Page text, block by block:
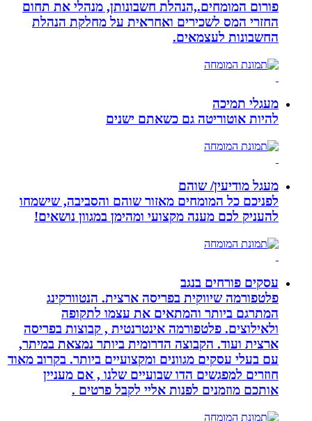
פורום המומחים.,הנהלת חשבונותן, מנהלי את תחום
החזרי המס לשכירים ואחראית על מחלקת הנהלת
החשבונות לעצמאים.
מעגלי תמיכה
להיות אוטוריטה גם כשאתם ישנים
מעגל מודיעין/ שוהם
לפניכם כל המומחים מאזור שוהם והסביבה, שישמחו
להעניק לכם מענה מקצועי ומהימן במגוון נושאים!
עסקים פורחים בנגב
פלטפורמה שיווקית בפריסה ארצית. הנטוורקינג
המתרגם ביותר והמתאים את עצמו לתקופה
ולאילוצים. פלטפורמה אינטרנטית , קבוצות בפריסה
ארצית ועוד. הקבוצה הדרומית ביותר נמצאת במיתר,
עם בעלי עסקים מגוונים ומקצועיים ביותר. בקרוב מאוד
חוזרים למפגשים הדו שבועיים שלנו , אם מעניין
אותכם מוזמנים לפנות אליי לקבל פרטים .